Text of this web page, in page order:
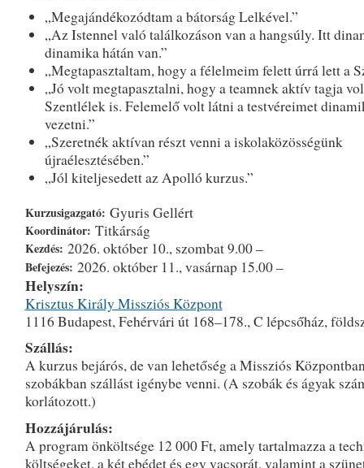
„Megajándékozódtam a bátorság Lelkével.”
„Az Istennel való találkozáson van a hangsúly. Itt
dinamika hátán van.”
„Megtapasztaltam, hogy a félelmeim felett úrrá lett a
„Jó volt megtapasztalni, hogy a teamnek aktív tagja
Szentlélek is. Felemelő volt látni a testvéreimet
vezetni.”
„Szeretnék aktívan részt venni a iskolaközösségünk
újraélesztésében.”
„Jól kiteljesedett az Apolló kurzus.”
Kurzusigazgató: Gyuris Gellért
Koordinátor: Titkárság
Kezdés: 2026. október 10., szombat 9.00 –
Befejezés: 2026. október 11., vasárnap 15.00 –
Helyszín:
Krisztus Király Missziós Központ
1116 Budapest, Fehérvári út 168–178., C lépcsőház,
Szállás:
A kurzus bejárós, de van lehetőség a Missziós
szobákban szállást igénybe venni. (A szobák és ágyak
korlátozott.)
Hozzájárulás:
A program önköltsége 12 000 Ft, amely tartalmazza a
költségeket, a két ebédet és egy vacsorát, valamint a